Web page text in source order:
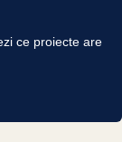
ce proiecte are